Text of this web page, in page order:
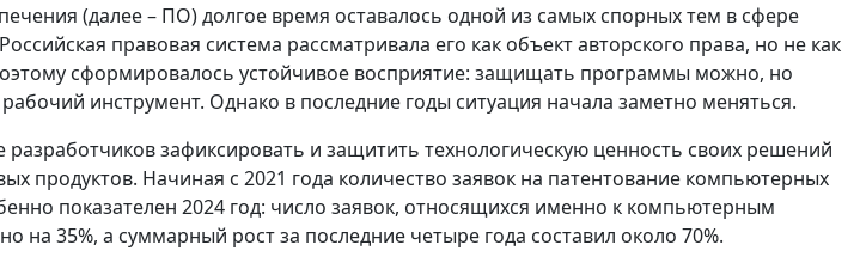
(далее – ПО) долгое время оставалось одной из самых спорных тем в сфере
правовая система рассматривала его как объект авторского права, но не как
сформировалось устойчивое восприятие: защищать программы можно, но
инструмент. Однако в последние годы ситуация начала заметно меняться.
разработчиков зафиксировать и защитить технологическую ценность своих решений
продуктов. Начиная с 2021 года количество заявок на патентование компьютерных
показателен 2024 год: число заявок, относящихся именно к компьютерным
на 35%, а суммарный рост за последние четыре года составил около 70%.